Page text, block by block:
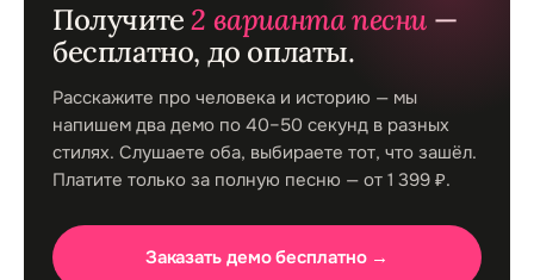
Получите2 варианта песни —
бесплатно, до оплаты.
Расскажите про человека и историю — мы
напишем два демо по 40–50 секунд в разных
стилях. Слушаете оба, выбираете тот, что зашёл.
Платите только за полную песню — от 1 399 ₽.
Заказать демо бесплатно →